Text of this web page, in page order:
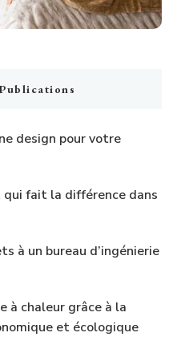
design pour votre
fait la différence dans
à un bureau d’ingénierie
à chaleur grâce à la
et écologique